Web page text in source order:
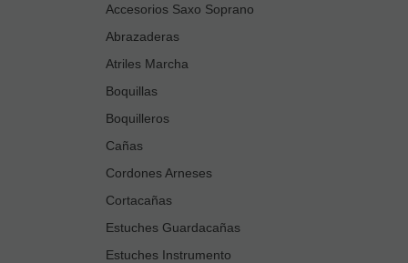
Accesorios Saxo Soprano
Abrazaderas
Atriles Marcha
Boquillas
Boquilleros
Cañas
Cordones Arneses
Cortacañas
Estuches Guardacañas
Estuches Instrumento